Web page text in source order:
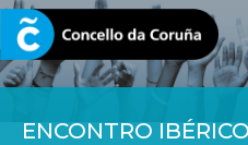
ENCONTRO IBÉRICO
CORUNA.GAL